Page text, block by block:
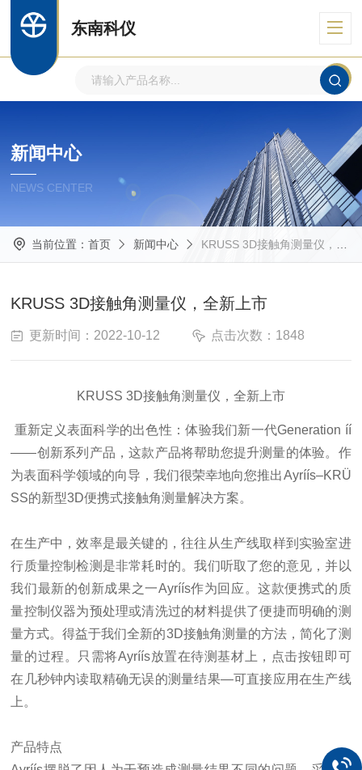
东南科仪
新闻中心
NEWS CENTER
当前位置： 首页 新闻中心 KRUSS 3D接触角测量仪，全新上市
KRUSS 3D接触角测量仪，全新上市
更新时间：2022-10-12 点击次数：1848
KRUSS 3D接触角测量仪，全新上市
重新定义表面科学的出色性：体验我们新一代Generation íí
——创新系列产品，这款产品将帮助您提升测量的体验。作
为表面科学领域的向导，我们很荣幸地向您推出Ayríís–KRÜ
SS的新型3D便携式接触角测量解决方案。
在生产中，效率是最关键的，往往从生产线取样到实验室进
行质量控制检测是非常耗时的。我们听取了您的意见，并以
我们最新的创新成果之一Ayríís作为回应。这款便携式的质
量控制仪器为预处理或清洗过的材料提供了便捷而明确的测
量方式。得益于我们全新的3D接触角测量的方法，简化了测
量的过程。只需将Ayríís放置在待测基材上，点击按钮即可
在几秒钟内读取精确无误的测量结果—可直接应用在生产线
上。
产品特点